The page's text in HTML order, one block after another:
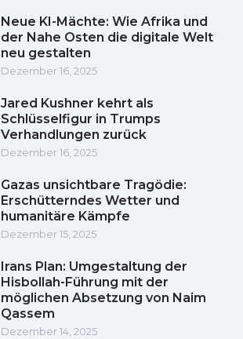
Neue KI-Mächte: Wie Afrika und
der Nahe Osten die digitale Welt
neu gestalten
Dezember 16, 2025
Jared Kushner kehrt als
Schlüsselfigur in Trumps
Verhandlungen zurück
Dezember 16, 2025
Gazas unsichtbare Tragödie:
Erschütterndes Wetter und
humanitäre Kämpfe
Dezember 15, 2025
Irans Plan: Umgestaltung der
Hisbollah-Führung mit der
möglichen Absetzung von Naim
Qassem
Dezember 14, 2025